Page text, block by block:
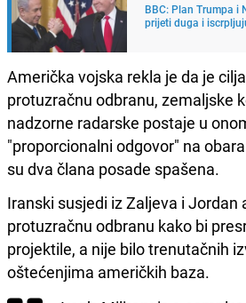
BBC: Plan Trumpa i
prijeti duga i
Američka vojska rekla je da je
protuzračnu odbranu, zemaljske
nadzorne radarske postaje u
"proporcionalni odgovor" na
su dva člana posade spašena.
Iranski susjedi iz Zaljeva i Jordan
protuzračnu odbranu kako bi
projektile, a nije bilo trenutačnih
oštećenjima američkih baza.